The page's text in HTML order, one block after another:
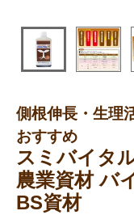
側根伸長・生理
おすすめ
スミバイタ
農業資材 バ
BS資材